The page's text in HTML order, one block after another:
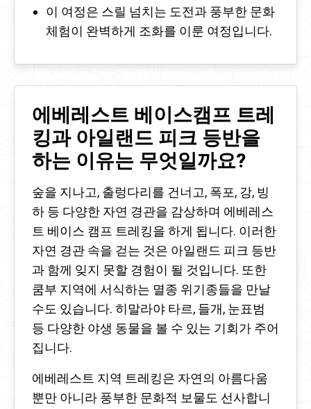
이 여정은 스릴 넘치는 도전과 풍부한 문화
체험이 완벽하게 조화를 이룬 여정입니다.
에베레스트 베이스캠프 트레
킹과 아일랜드 피크 등반을
하는 이유는 무엇일까요?
숲을 지나고, 출렁다리를 건너고, 폭포, 강, 빙
하 등 다양한 자연 경관을 감상하며 에베레스
트 베이스 캠프 트레킹을 하게 됩니다. 이러한
자연 경관 속을 걷는 것은 아일랜드 피크 등반
과 함께 잊지 못할 경험이 될 것입니다. 또한
쿰부 지역에 서식하는 멸종 위기종들을 만날
수도 있습니다. 히말라야 타르, 들개, 눈표범
등 다양한 야생 동물을 볼 수 있는 기회가 주어
집니다.
에베레스트 지역 트레킹은 자연의 아름다움
뿐만 아니라 풍부한 문화적 보물도 선사합니